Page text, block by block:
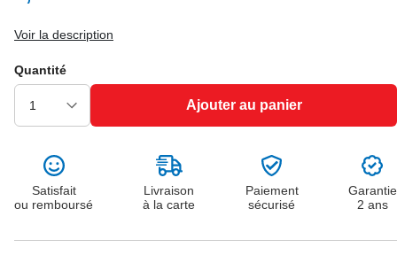
Voir la description
Quantité
Ajouter au panier
Satisfait
ou remboursé
Livraison
à la carte
Paiement
sécurisé
Garantie
2 ans